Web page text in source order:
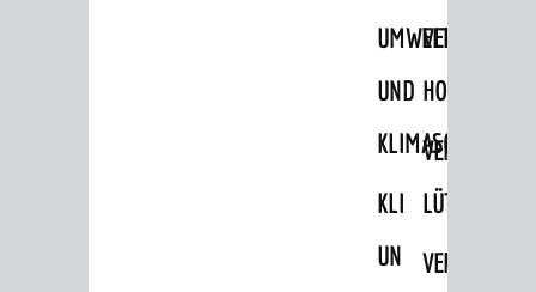
UMWELT-
UND
KLIMASCHUTZ
KLIMASCHUTZ
UND